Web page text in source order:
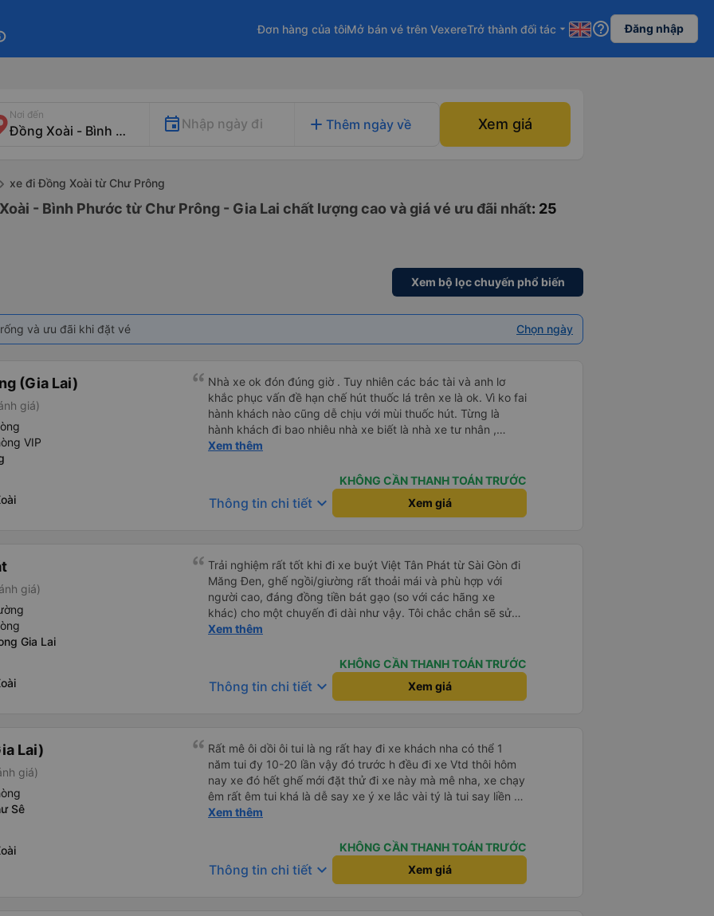
Đơn hàng của tôiMở bán vé trên VexereTrở thành đối tác arrow_drop_down help_outline Đăng nhập
Nơi đến
Nhập ngày đi add Thêm ngày về Xem giá
xe đi Đồng Xoài từ Chư Prông
- Bình Phước từ Chư Prông - Gia Lai chất lượng cao và giá vé ưu đãi nhất: 25
Xem bộ lọc chuyến phổ biến
và ưu đãi khi đặt vé Chọn ngày
(Gia Lai)
giá)
VIP
Nhà xe ok đón đúng giờ . Tuy nhiên các bác tài và anh lơ
khắc phục vấn đề hạn chế hút thuốc lá trên xe là ok. Vì ko fai
hành khách nào cũng dễ chịu với mùi thuốc hút. Từng là
hành khách đi bao nhiêu nhà xe biết là nhà xe tư nhân ,
nhưng hãy theo cách vận hành của Phương Trang Busline, từ
Xem thêm
KHÔNG CẦN THANH TOÁN TRƯỚC
Thông tin chi tiết keyboard_arrow_down Xem giá
giá)
Gia Lai
Trải nghiệm rất tốt khi đi xe buýt Việt Tân Phát từ Sài Gòn đi
Măng Đen, ghế ngồi/giường rất thoải mái và phù hợp với
người cao, đáng đồng tiền bát gạo (so với các hãng xe
khác) cho một chuyến đi dài như vậy. Tôi chắc chắn sẽ sử
dụng lại sau.
Xem thêm
KHÔNG CẦN THANH TOÁN TRƯỚC
Thông tin chi tiết keyboard_arrow_down Xem giá
Lai)
giá)
Sê
Rất mê ôi dồi ôi tui là ng rất hay đi xe khách nha có thể 1
năm tui đy 10-20 lần vậy đó trước h đều đi xe Vtd thôi hôm
nay xe đó hết ghế mới đặt thử đi xe này mà mê nha, xe chạy
êm rất êm tui khá là dễ say xe ý xe lắc vài tý là tui say liền à
mà đi xe này tui ngồi các kiểu thậm chí gần nữa đoạn đg tui
cũng ko quá nóng nhiều xe tui đy máy lạnh mở như mùa
đông bắc cực luôn, chăn cũng ấm lắm má ko hôi ko ngứa
đắp yên tâm lắm tr có mấy xe chăn mỏng điều hòa lạnh đắp
Xem thêm
KHÔNG CẦN THANH TOÁN TRƯỚC
Thông tin chi tiết keyboard_arrow_down Xem giá